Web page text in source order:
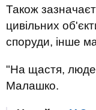
Також
цивільних
споруди, інше
"На щастя,
Малашко.